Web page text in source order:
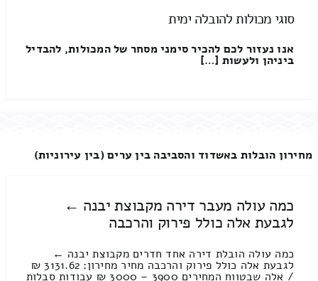
סוגי מכולות להובלה ימית
אנו נעזור לכם להכיר סימני מסחר של המכולות, להבדיל
ביניהן ולעשות […]
מחירון הובלות באשדוד והסביבה בין ערים (בין עירוניות)
כמה עולה מעבר דירה מקבוצת יבנה ←
לגבעת אלה כולל פירוק והרכבה
כמה עולה הובלת דירה אחד חדרים מקבוצת יבנה ←
לגבעת אלה כולל פירוק והרכבה מחיר מחירון: 3131.62 ₪
/ אלה שבטווח המחירים 3900 – 3000 ₪ עבודות סבלות